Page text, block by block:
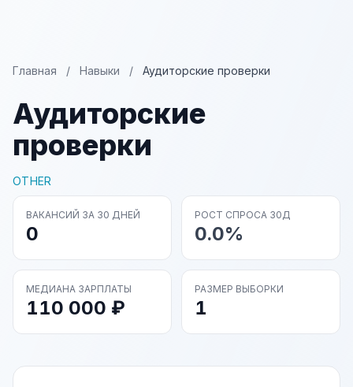
Главная / Навыки / Аудиторские проверки
Аудиторские
проверки
OTHER
ВАКАНСИЙ ЗА 30 ДНЕЙ
0
РОСТ СПРОСА 30Д
0.0%
МЕДИАНА ЗАРПЛАТЫ
110 000 ₽
РАЗМЕР ВЫБОРКИ
1